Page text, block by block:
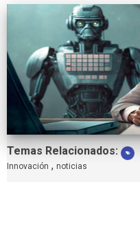
Temas Relacionados:
Innovación , noticias